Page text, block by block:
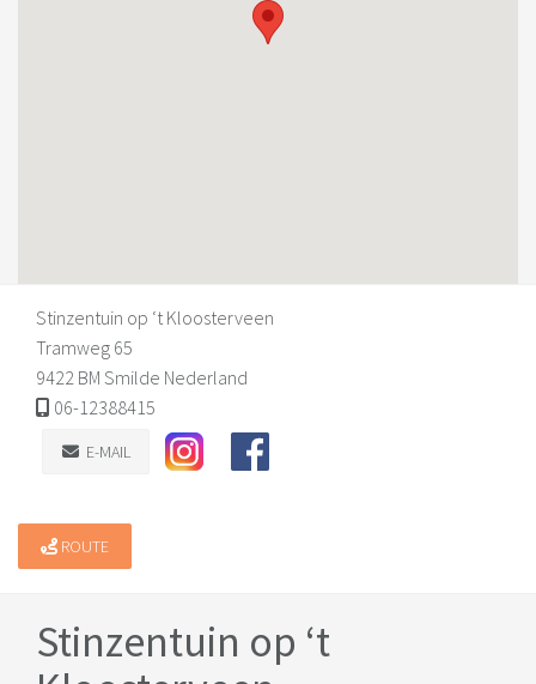
Stinzentuin op ‘t Kloosterveen
Tramweg 65
9422 BM Smilde Nederland
06-12388415
E-MAIL
ROUTE
Stinzentuin op ‘t